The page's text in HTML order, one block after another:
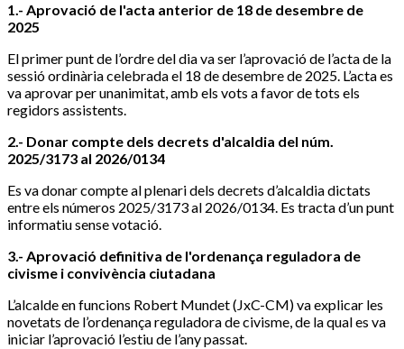
1.- Aprovació de l'acta anterior de 18 de desembre de
2025
El primer punt de l’ordre del dia va ser l’aprovació de l’acta de la
sessió ordinària celebrada el 18 de desembre de 2025. L’acta es
va aprovar per unanimitat, amb els vots a favor de tots els
regidors assistents.
2.- Donar compte dels decrets d'alcaldia del núm.
2025/3173 al 2026/0134
Es va donar compte al plenari dels decrets d’alcaldia dictats
entre els números 2025/3173 al 2026/0134. Es tracta d’un punt
informatiu sense votació.
3.- Aprovació definitiva de l'ordenança reguladora de
civisme i convivència ciutadana
L’alcalde en funcions Robert Mundet (JxC-CM) va explicar les
novetats de l’ordenança reguladora de civisme, de la qual es va
iniciar l’aprovació l’estiu de l’any passat.